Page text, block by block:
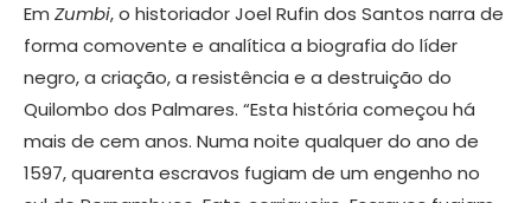
Em Zumbi, o historiador Joel Rufin dos Santos narra de
forma comovente e analítica a biografia do líder
negro, a criação, a resistência e a destruição do
Quilombo dos Palmares. “Esta história começou há
mais de cem anos. Numa noite qualquer do ano de
1597, quarenta escravos fugiam de um engenho no